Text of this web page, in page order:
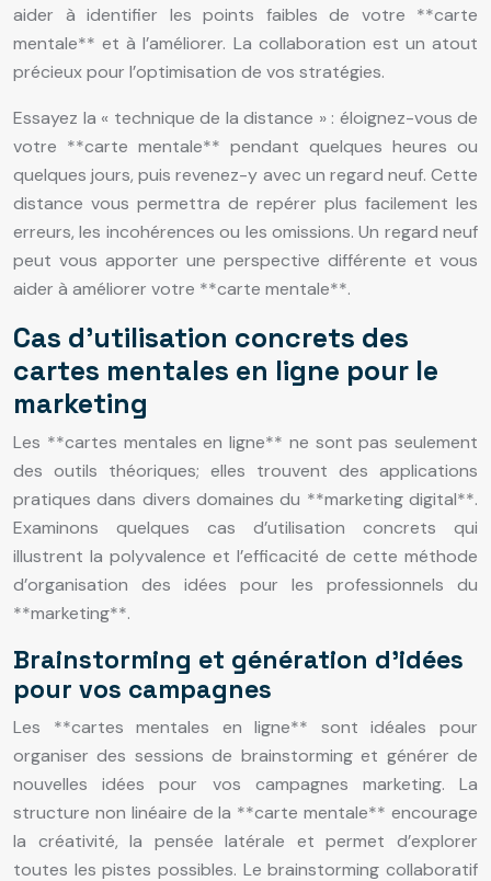
aider à identifier les points faibles de votre **carte
mentale** et à l’améliorer. La collaboration est un atout
précieux pour l’optimisation de vos stratégies.
Essayez la « technique de la distance » : éloignez-vous de
votre **carte mentale** pendant quelques heures ou
quelques jours, puis revenez-y avec un regard neuf. Cette
distance vous permettra de repérer plus facilement les
erreurs, les incohérences ou les omissions. Un regard neuf
peut vous apporter une perspective différente et vous
aider à améliorer votre **carte mentale**.
Cas d’utilisation concrets des
cartes mentales en ligne pour le
marketing
Les **cartes mentales en ligne** ne sont pas seulement
des outils théoriques; elles trouvent des applications
pratiques dans divers domaines du **marketing digital**.
Examinons quelques cas d’utilisation concrets qui
illustrent la polyvalence et l’efficacité de cette méthode
d’organisation des idées pour les professionnels du
**marketing**.
Brainstorming et génération d’idées
pour vos campagnes
Les **cartes mentales en ligne** sont idéales pour
organiser des sessions de brainstorming et générer de
nouvelles idées pour vos campagnes marketing. La
structure non linéaire de la **carte mentale** encourage
la créativité, la pensée latérale et permet d’explorer
toutes les pistes possibles. Le brainstorming collaboratif